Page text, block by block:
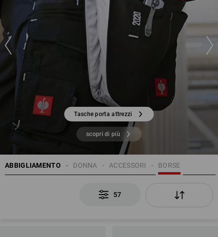
Tasche porta attrezzi
scopri di più
ABBIGLIAMENTO BORSE
ACCESSORI
DONNA
57